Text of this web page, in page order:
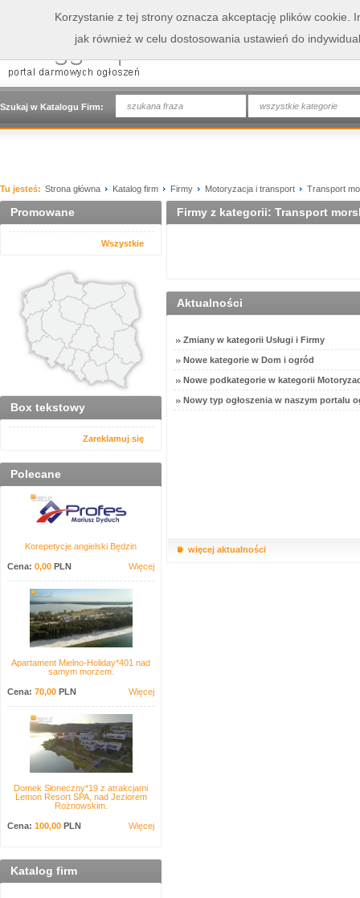
Szukaj w Katalogu Firm: wszystkie kategorie
Tu jesteś: Strona główna Katalog firm Firmy Motoryzacja i transport Transport
Promowane
Wszystkie
Box tekstowy
Zareklamuj się
Polecane
Korepetycje angielski Będzin
Cena: 0,00 PLN Więcej
Apartament Mielno-Holiday*401 nad
samym morzem.
Cena: 70,00 PLN Więcej
Domek Słoneczny*19 z atrakcjami
Lemon Resort SPA, nad Jeziorem
Rożnowskim.
Cena: 100,00 PLN Więcej
Katalog firm
Firmy z kategorii: Transport
Aktualności
Zmiany w kategorii Usługi i Firmy
Nowe kategorie w Dom i ogród
Nowe podkategorie w kategorii
Nowy typ ogłoszenia w naszym portalu
więcej aktualności
Korzystanie z tej strony oznacza akceptację plików cookie.
jak również w celu dostosowania ustawień do